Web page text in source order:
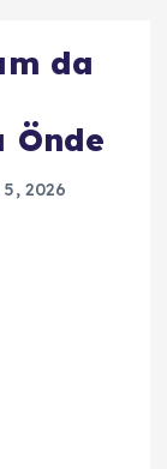
da
Önde
2026